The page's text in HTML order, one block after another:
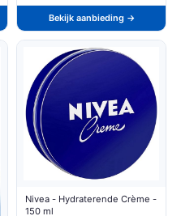
Bekijk aanbieding →
Nivea - Hydraterende Crème -
150 ml